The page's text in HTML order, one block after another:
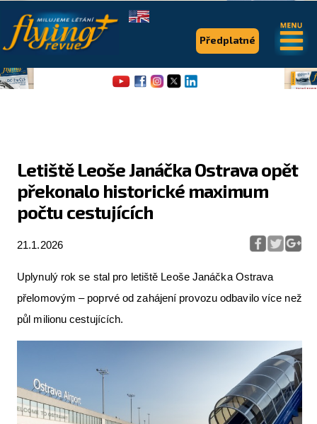
Letiště Leoše Janáčka Ostrava opět
překonalo historické maximum
počtu cestujících
21.1.2026
Uplynulý rok se stal pro letiště Leoše Janáčka Ostrava
přelomovým – poprvé od zahájení provozu odbavilo více než
půl milionu cestujících.
Předplatné
.
Flying Revue
Články
Pro piloty
Série & speciály
VFR Communication app